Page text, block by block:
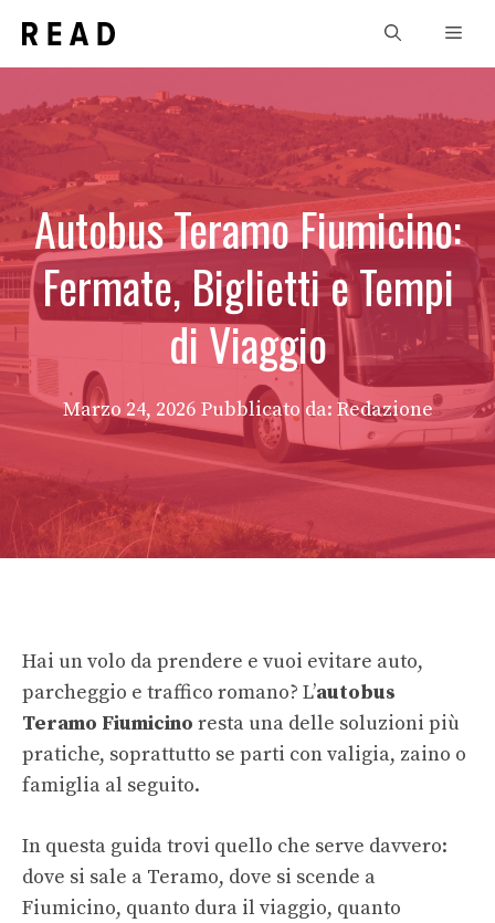
contenuto
Autobus Teramo Fiumicino:
Fermate, Biglietti e Tempi
di Viaggio
Marzo 24, 2026 Pubblicato da: Redazione
Hai un volo da prendere e vuoi evitare auto,
parcheggio e traffico romano? L’autobus
Teramo Fiumicino resta una delle soluzioni più
pratiche, soprattutto se parti con valigia, zaino o
famiglia al seguito.
In questa guida trovi quello che serve davvero:
dove si sale a Teramo, dove si scende a
Fiumicino, quanto dura il viaggio, quanto